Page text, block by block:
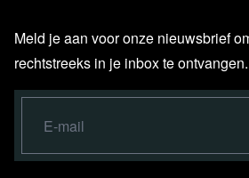
Meld je aan voor onze nieuwsbrief
rechtstreeks in je inbox te ontvangen.